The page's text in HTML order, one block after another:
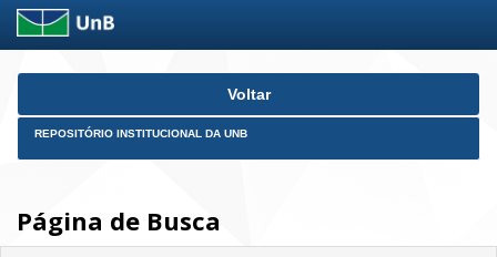
Skip
Voltar
REPOSITÓRIO INSTITUCIONAL DA UNB
Página de Busca